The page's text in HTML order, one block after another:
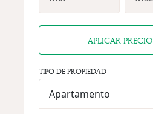
APLICAR PRECIO
TIPO DE PROPIEDAD
Apartamento